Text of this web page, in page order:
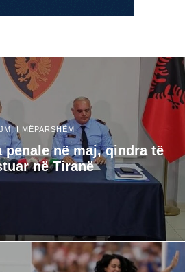
I MËPARSHËM
penale në maj, qindra të
në Tiranë